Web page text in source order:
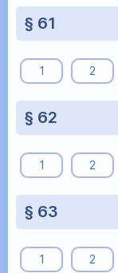
§ 61
1 2
§ 62
1 2
§ 63
1 2